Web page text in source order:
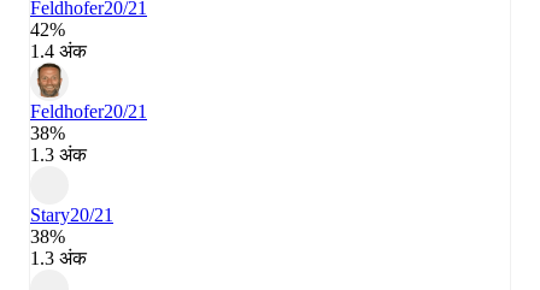
Feldhofer20/21
42%
1.4 अंक
Feldhofer20/21
38%
1.3 अंक
Stary20/21
38%
1.3 अंक